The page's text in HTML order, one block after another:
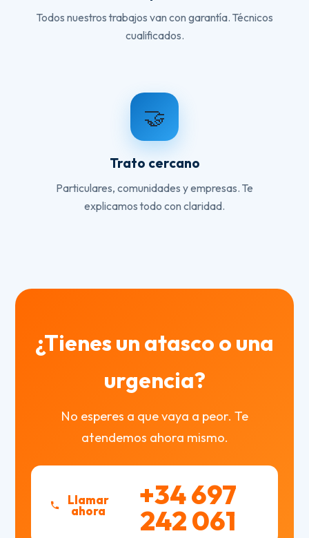
Todos nuestros trabajos van con garantía. Técnicos
cualificados.
🤝
Trato cercano
Particulares, comunidades y empresas. Te
explicamos todo con claridad.
¿Tienes un atasco o una
urgencia?
No esperes a que vaya a peor. Te
atendemos ahora mismo.
Llamar
ahora +34 697
242 061